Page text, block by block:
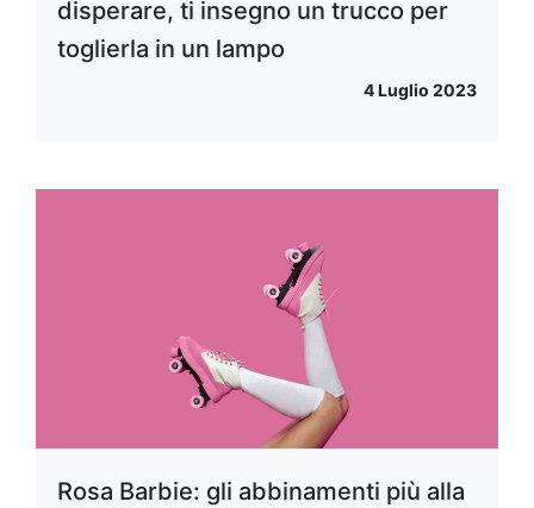
disperare, ti insegno un trucco per
toglierla in un lampo
4 Luglio 2023
Rosa Barbie: gli abbinamenti più alla